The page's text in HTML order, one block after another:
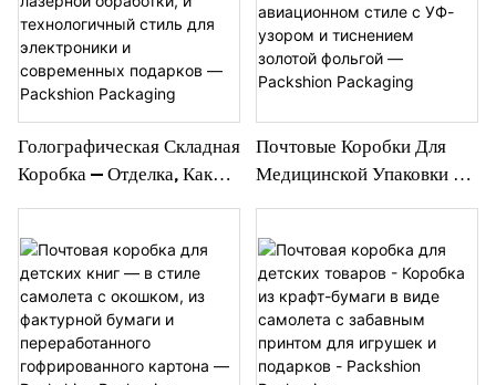
Доставки Товаров В
Интернет-Магазинах -
Packshion Packaging
Голографическая Складная
Коробка — Отделка, Как
Технологичный Стиль Для
Электроники И
Современных Подарков —
Packshion Packaging
Почтовые Коробки Для
Медицинской Упаковки —
Узором И Тиснением
Золотой Фольгой —
Packshion Packaging